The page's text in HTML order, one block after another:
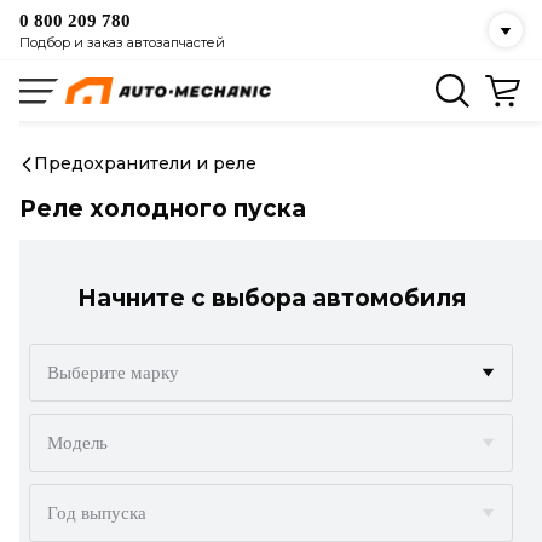
0 800 209 780
Подбор и заказ автозапчастей
Предохранители и реле
Реле холодного пуска
Начните с выбора автомобиля
Выберите марку
ALFA ROMEO
AUDI
Модель
Год выпуска